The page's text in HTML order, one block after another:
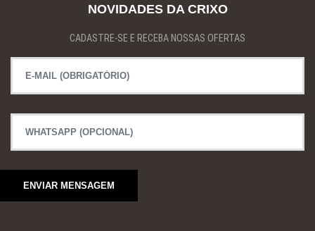
NOVIDADES DA CRIXO
CADASTRE-SE E RECEBA NOSSAS OFERTAS